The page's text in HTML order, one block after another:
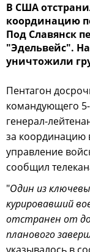
В США
координацию
Под Славянск
"Эдельвейс".
уничтожили
Пентагон
командующего
генерал-
за
управление
сообщил
"Один из
курировавший
отстранен от
планового